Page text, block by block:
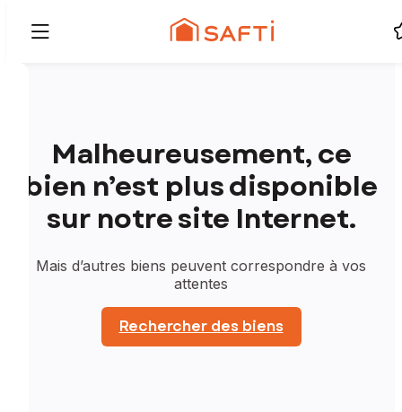
Malheureusement, ce
bien n’est plus disponible
sur notre site Internet.
Mais d’autres biens peuvent correspondre à vos
attentes
Rechercher des biens